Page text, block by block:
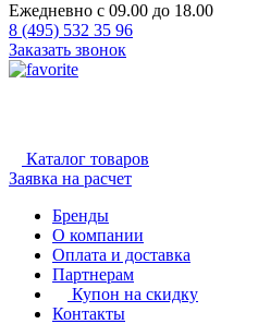
Ежедневно с 09.00 до 18.00
8 (495) 532 35 96
Заказать звонок
Каталог товаров
Заявка на расчет
Бренды
О компании
Оплата и доставка
Партнерам
Купон на скидку
Контакты